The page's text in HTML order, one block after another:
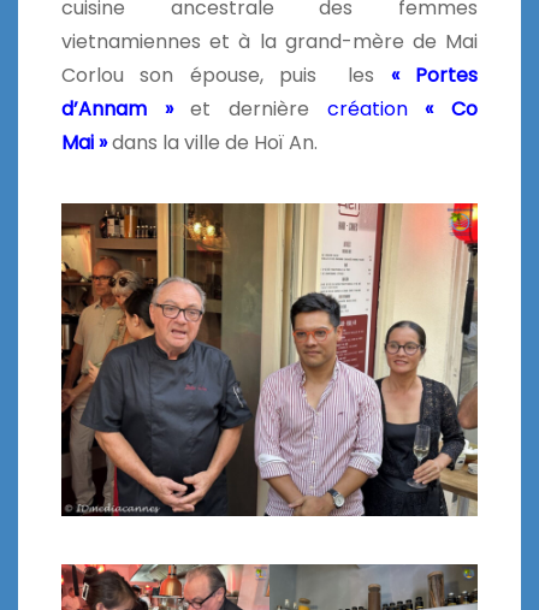
cuisine ancestrale des femmes
vietnamiennes et à la grand-mère de Mai
Corlou son épouse, puis les « Portes
d’Annam »et dernière création« Co
Mai »dans la ville de Hoï An.